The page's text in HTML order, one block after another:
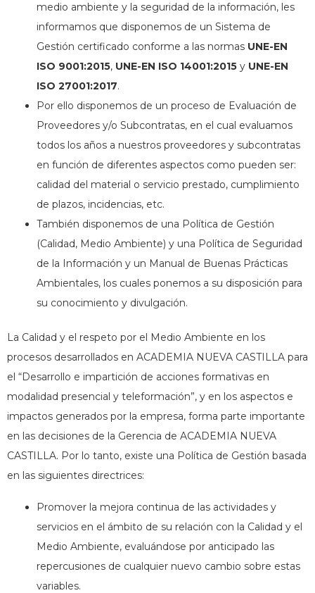
medio ambiente y la seguridad de la información, les
informamos que disponemos de un Sistema de
Gestión certificado conforme a las normas UNE-EN
ISO 9001:2015, UNE-EN ISO 14001:2015 y UNE-EN
ISO 27001:2017.
Por ello disponemos de un proceso de Evaluación de
Proveedores y/o Subcontratas, en el cual evaluamos
todos los años a nuestros proveedores y subcontratas
en función de diferentes aspectos como pueden ser:
calidad del material o servicio prestado, cumplimiento
de plazos, incidencias, etc.
También disponemos de una Política de Gestión
(Calidad, Medio Ambiente) y una Política de Seguridad
de la Información y un Manual de Buenas Prácticas
Ambientales, los cuales ponemos a su disposición para
su conocimiento y divulgación.
La Calidad y el respeto por el Medio Ambiente en los
procesos desarrollados en ACADEMIA NUEVA CASTILLA para
el “Desarrollo e impartición de acciones formativas en
modalidad presencial y teleformación”, y en los aspectos e
impactos generados por la empresa, forma parte importante
en las decisiones de la Gerencia de ACADEMIA NUEVA
CASTILLA. Por lo tanto, existe una Política de Gestión basada
en las siguientes directrices:
Promover la mejora continua de las actividades y
servicios en el ámbito de su relación con la Calidad y el
Medio Ambiente, evaluándose por anticipado las
repercusiones de cualquier nuevo cambio sobre estas
variables.